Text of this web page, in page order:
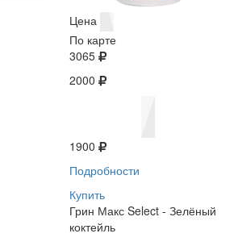
Цена
По карте
3065
2000
1900
Подробности
Купить
Грин Макс Select - Зелёный
коктейль